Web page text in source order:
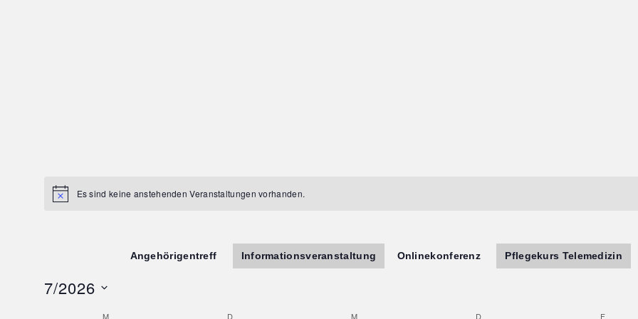
Es sind keine anstehenden Veranstaltungen vorhanden.
Angehörigentreff Informationsveranstaltung Onlinekonferenz Pflegekurs Telemedizin
7/2026
M D M D F